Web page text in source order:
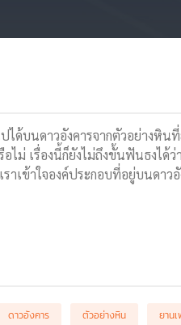
ด้บนดาวอังคารจากตัวอย่างหิ
ม่ เรื่องนี้ก็ยังไม่ถึงขั้นฟันธงได้
เข้าใจองค์ประกอบที่อยู่บนดาวอั
ดาวอังคาร ตัวอย่างหิน ยาน